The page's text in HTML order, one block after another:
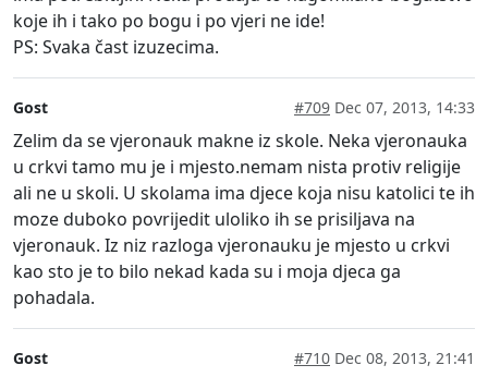
koje ih i tako po bogu i po vjeri ne ide!
PS: Svaka čast izuzecima.
Gost #709 Dec 07, 2013, 14:33
Zelim da se vjeronauk makne iz skole. Neka vjeronauka
u crkvi tamo mu je i mjesto.nemam nista protiv religije
ali ne u skoli. U skolama ima djece koja nisu katolici te ih
moze duboko povrijedit uloliko ih se prisiljava na
vjeronauk. Iz niz razloga vjeronauku je mjesto u crkvi
kao sto je to bilo nekad kada su i moja djeca ga
pohadala.
Gost #710 Dec 08, 2013, 21:41